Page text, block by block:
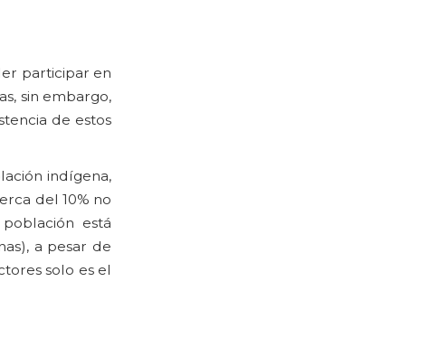
participar en
sin embargo,
de estos
indígena,
del 10% no
está
a pesar de
solo es el